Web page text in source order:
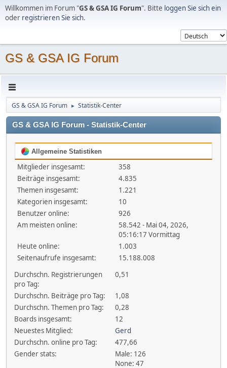
Willkommen im Forum "GS & GSA IG Forum". Bitte loggen Sie sich ein
oder registrieren Sie sich.
GS & GSA IG Forum
GS & GSA IG Forum ► Statistik-Center
GS & GSA IG Forum - Statistik-Center
Allgemeine Statistiken
Mitglieder insgesamt:
358
Beiträge insgesamt:
4.835
Themen insgesamt:
1.221
Kategorien insgesamt:
10
Benutzer online:
926
Am meisten online:
58.542 - Mai 04, 2026,
05:16:17 Vormittag
Heute online:
1.003
Seitenaufrufe insgesamt:
15.188.008
Durchschn. Registrierungen
pro Tag:
0,51
Durchschn. Beiträge pro Tag:
1,08
Durchschn. Themen pro Tag:
0,28
Boards insgesamt:
12
Neuestes Mitglied:
Gerd
Durchschn. online pro Tag:
477,66
Gender stats:
Male: 126
None: 47